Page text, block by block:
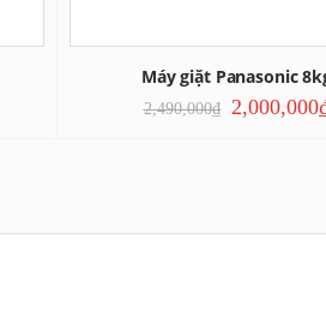
Máy giặt Panasonic
2,490,000₫ 2,000,000